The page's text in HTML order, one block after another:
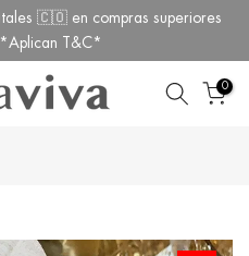
🇨🇴 en compras superiores
T&C*
0